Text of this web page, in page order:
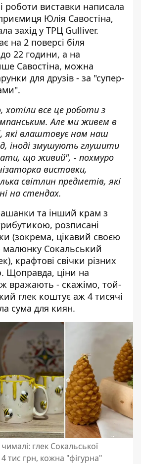
роботи виставки написала
Юлія Савостіна,
захід у ТРЦ Gulliver.
на 2 поверсі біля
22 години, а на
Савостіна, можна
для друзів - за "супер-
хотіли все це роботи з
Але ми живем в
які влаштовує нам наш
іноді змушують глушити
що живий", - похмуро
виставки,
світлин предметів, які
на стендах.
та інший крам з
розписані
(зокрема, цікавий своєю
малюнку Сокальський
крафтові свічки різних
Щоправда, ціни на
вражають - скажімо, той-
глек коштує аж 4 тисячі
сума для киян.
глек Сокальської
тис грн, кожна "фігурна"